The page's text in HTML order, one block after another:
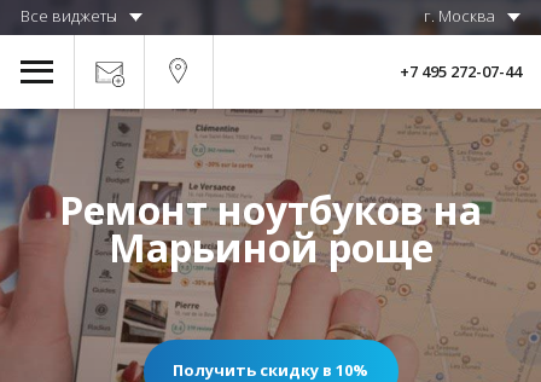
Все виджеты г. Москва
+7 495 272-07-44
Ремонт ноутбуков на
Марьиной роще
Получить скидку в 10%